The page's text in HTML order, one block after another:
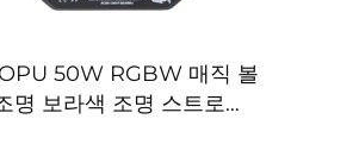
50W RGBW 매직 볼
명 보라색 조명 스트로보